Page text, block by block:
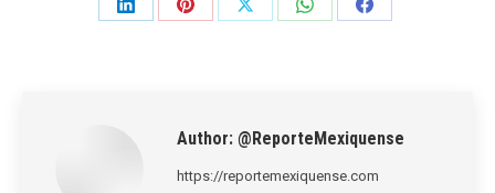
Share
Share
Share
Share
Share
Author: @ReporteMexiquense
https://reportemexiquense.com